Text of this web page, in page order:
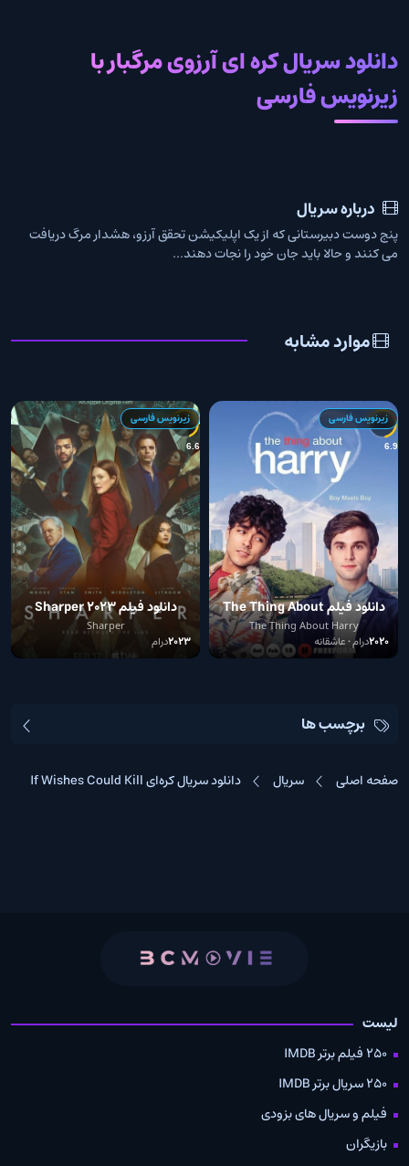
دانلود سریال کره ای آرزوی مرگبار با
زیرنویس فارسی
درباره سریال
پنج دوست دبیرستانی که از یک اپلیکیشن تحقق آرزو، هشدار مرگ دریافت
می کنند و حالا باید جان خود را نجات دهند...
موارد مشابه
6.9
زیرنویس فارسی
دانلود فیلم The Thing About
Harry 2020
The Thing About Harry
2020درام • عاشقانه
6.6
زیرنویس فارسی
دانلود فیلم Sharper 2023
Sharper
2023درام
برچسب ها
صفحه اصلی سریال دانلود سریال کره‌ای If Wishes Could Kill
لیست
250 فیلم برتر IMDB
250 سریال برتر IMDB
فیلم و سریال های بزودی
بازیگران